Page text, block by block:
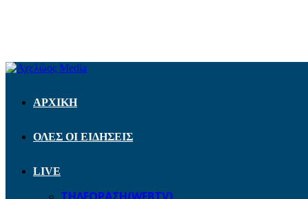
ΑΡΧΙΚΗ
ΟΛΕΣ ΟΙ ΕΙΔΗΣΕΙΣ
LIVE